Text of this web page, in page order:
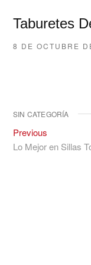
Taburetes
8 DE OCTUBRE
SIN CATEGORÍA
Navegación
de
Previous
post:
Lo Mejor en Sillas